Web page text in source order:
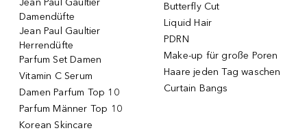
Jean Paul Gaultier
Damendüfte
Jean Paul Gaultier
Herrendüfte
Parfum Set Damen
Vitamin C Serum
Damen Parfum Top 10
Parfum Männer Top 10
Korean Skincare
Butterfly Cut
Liquid Hair
PDRN
Make-up für große Poren
Haare jeden Tag waschen
Curtain Bangs